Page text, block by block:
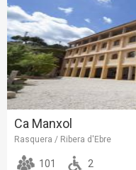
Ca Manxol
Rasquera / Ribera d'Ebre
101 2